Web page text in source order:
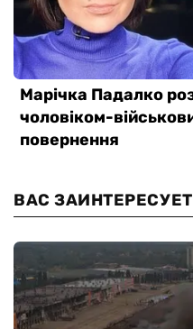
ВАС ЗАИНТЕРЕСУЕТ